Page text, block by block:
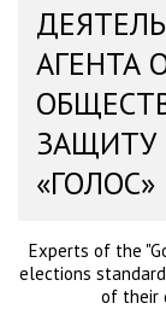
АГЕНТА
ЗАЩИТУ
«ГОЛОС»
Experts of the
elections
of their